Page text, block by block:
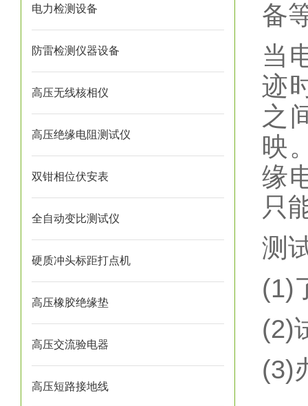
电力检测设备
防雷检测仪器设备
高压无线核相仪
高压绝缘电阻测试仪
双钳相位伏安表
全自动变比测试仪
硬质冲头标距打点机
高压橡胶绝缘垫
高压交流验电器
高压短路接地线
备
当
迹
之
映
缘
只
测
(1)
(2)
(3)